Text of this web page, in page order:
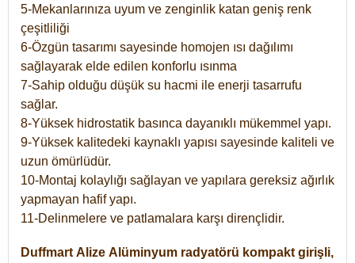
5-Mekanlarınıza uyum ve zenginlik katan geniş renk
çeşitliliği
6-Özgün tasarımı sayesinde homojen ısı dağılımı
sağlayarak elde edilen konforlu ısınma
7-Sahip olduğu düşük su hacmi ile enerji tasarrufu
sağlar.
8-Yüksek hidrostatik basınca dayanıklı mükemmel yapı.
9-Yüksek kalitedeki kaynaklı yapısı sayesinde kaliteli ve
uzun ömürlüdür.
10-Montaj kolaylığı sağlayan ve yapılara gereksiz ağırlık
yapmayan hafif yapı.
11-Delinmelere ve patlamalara karşı dirençlidir.
Duffmart Alize Alüminyum radyatörü kompakt girişli,